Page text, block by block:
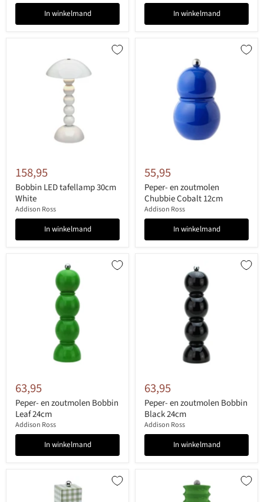
In winkelmand In winkelmand
158,95
Bobbin LED tafellamp 30cm
White
Addison Ross
In winkelmand
55,95
Peper- en zoutmolen
Chubbie Cobalt 12cm
Addison Ross
In winkelmand
63,95
Peper- en zoutmolen Bobbin
Leaf 24cm
Addison Ross
In winkelmand
63,95
Peper- en zoutmolen Bobbin
Black 24cm
Addison Ross
In winkelmand